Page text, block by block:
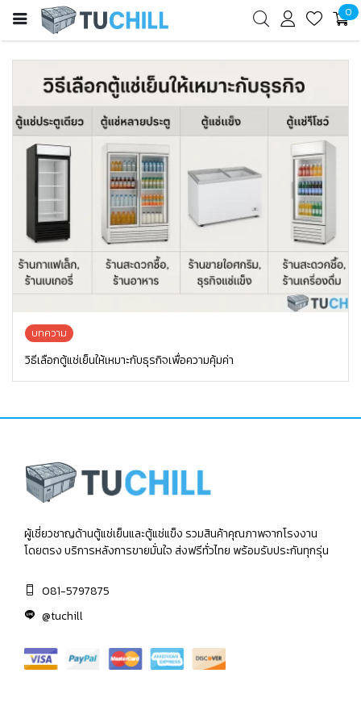
0
บทความ
วิธีเลือกตู้แช่เย็นให้เหมาะกับธุรกิจเพื่อความคุ้มค่า
ผู้เชี่ยวชาญด้านตู้แช่เย็นและตู้แช่แข็ง รวมสินค้าคุณภาพจากโรงงาน
โดยตรง บริการหลังการขายมั่นใจ ส่งฟรีทั่วไทย พร้อมรับประกันทุกรุ่น
081-5797875
@tuchill